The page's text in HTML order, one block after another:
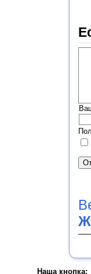
Наша кнопка: